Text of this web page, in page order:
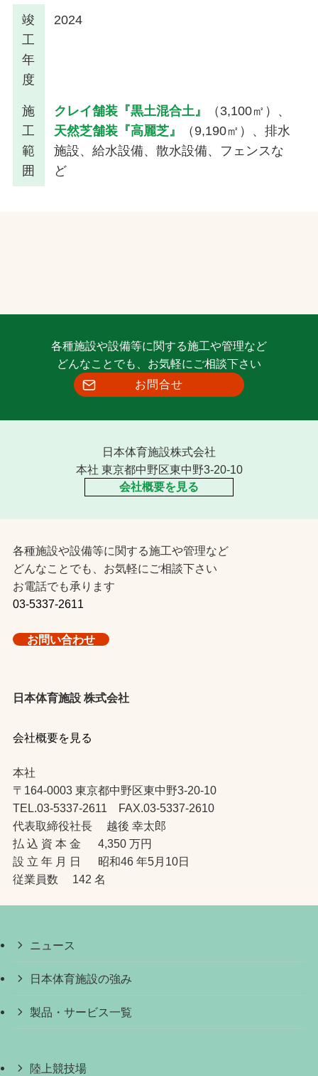
竣
工
年
度
2024
施
工
範
囲
クレイ舗装『黒土混合土』
（3,100㎡）、
天然芝舗装『高麗芝』
（9,190㎡）、排水
施設、給水設備、散水設備、フェンスな
ど
各種施設や設備等に関する施工や管理など
どんなことでも、お気軽にご相談下さい
お問合せ
日本体育施設株式会社
本社 東京都中野区東中野3-20-10
会社概要を見る
各種施設や設備等に関する施工や管理など
どんなことでも、お気軽にご相談下さい
お電話でも承ります
03-5337-2611
お問い合わせ
日本体育施設 株式会社
会社概要を見る
本社
〒164-0003 東京都中野区東中野3-20-10
TEL.03-5337-2611 FAX.03-5337-2610
代表取締役社長 越後 幸太郎
払 込 資 本 金 4,350 万円
設 立 年 月 日 昭和46 年5月10日
従業員数 142 名
ニュース
日本体育施設の強み
製品・サービス一覧
陸上競技場